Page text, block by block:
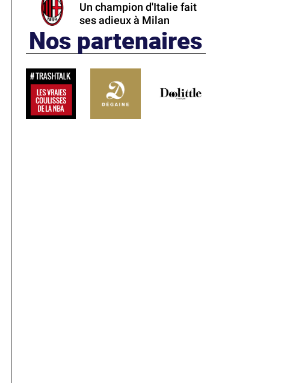
Un champion d'Italie fait
ses adieux à Milan
Nos partenaires